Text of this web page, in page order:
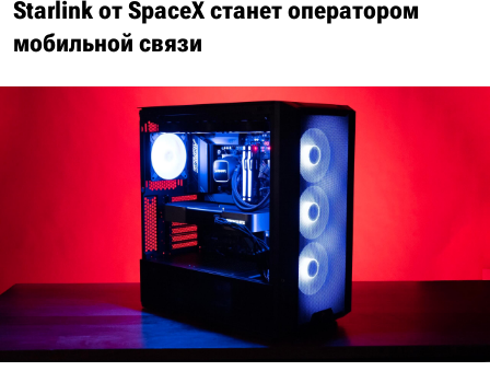
Starlink от SpaceX станет оператором
мобильной связи